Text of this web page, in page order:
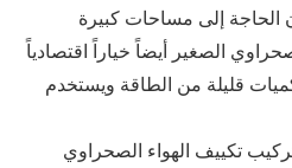
إلى مساحات كبيرة
الصغير أيضاً خياراً اقتصادياً
قليلة من الطاقة ويستخدم
تكييف الهواء الصحراوي